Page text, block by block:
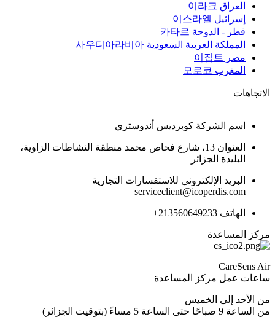
العراق 이라크
إسرائيل 이스라엘
قطر - الدوحة 카타르
المملكة العربية السعودية 사우디아라비아
مصر
이집트
المغرب 모로코
الاتجاهات
اسم الشركة كوبرديس أندوستري
العنوان 13، شارع فحاص محمد منطقة النشاطات الزاوية،
البليدة الجزائر
البريد الإلكتروني للاستفسارات التجارية
serviceclient@icoperdis.com
الهاتف 213560649233+
مركز المساعدة
CareSens Air
ساعات عمل مركز المساعدة
من الأحد إلى الخميس
من الساعة 9 صباحًا حتى الساعة 5 مساءً (بتوقيت الجزائر)